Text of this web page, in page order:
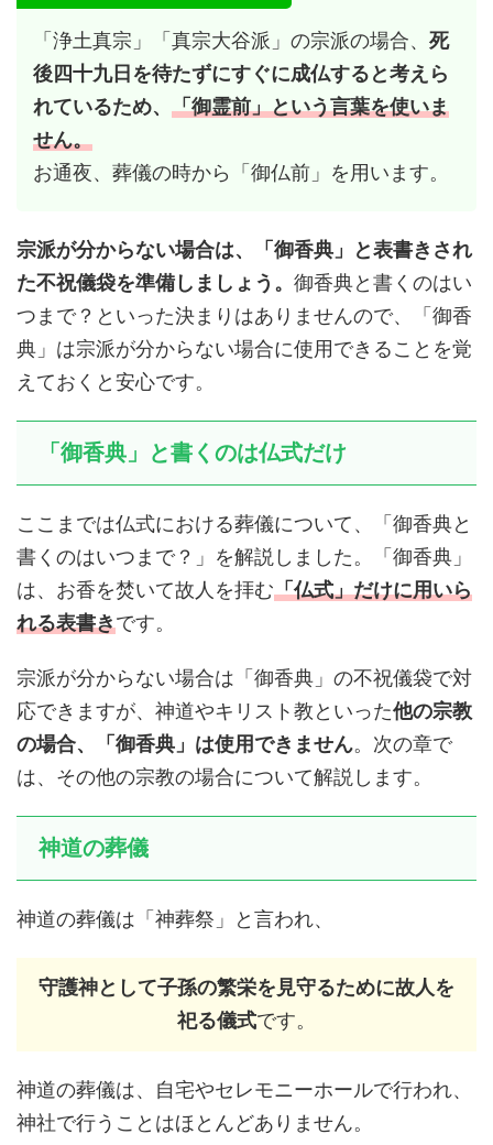
「浄土真宗」「真宗大谷派」の宗派の場合、 死
後四十九日を待たずにすぐに成仏すると考えら
れているため、 「御霊前」という言葉を使いま
せん。
お通夜、葬儀の時から「御仏前」を用います。
宗派が分からない場合は、「御香典」と表書きされ
た不祝儀袋を準備しましょう。 御香典と書くのはい
つまで？といった決まりはありませんので、「御香
典」は宗派が分からない場合に使用できることを覚
えておくと安心です。
「御香典」と書くのは仏式だけ
ここまでは仏式における葬儀について、「御香典と
書くのはいつまで？」を解説しました。「御香典」
は、お香を焚いて故人を拝む「仏式」だけに用いら
れる表書きです。
宗派が分からない場合は「御香典」の不祝儀袋で対
応できますが、神道やキリスト教といった他の宗教
の場合、「御香典」は使用できません。次の章で
は、その他の宗教の場合について解説します。
神道の葬儀
神道の葬儀は「神葬祭」と言われ、
守護神として子孫の繁栄を見守るために故人を
祀る儀式です。
神道の葬儀は、自宅やセレモニーホールで行われ、
神社で行うことはほとんどありません。